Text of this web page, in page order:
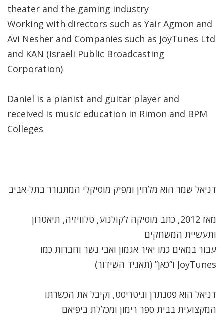
theater and the gaming industry
Working with directors such as Yair Agmon and
Avi Nesher and Companies such as JoyTunes Ltd
and KAN (Israeli Public Broadcasting
Corporation)
Daniel is a pianist and guitar player and
received is music education in Rimon and BPM
Colleges
דניאל שמר הוא מלחין ומפיק מוסיקלי המתגורר בתל-אביב
מאז 2012, כתב מוסיקה לקולנוע, טלוויזיה, תיאטרון
ותעשיית המשחקים
עבור במאים כמו יאיר אגמון ואבי נשר וחברות כמו
JoyTunes ו”כאן” (תאגיד השידור)
דניאל הוא פסנתרן וגיטריסט, וקיבל את הכשרתו
המקצועית בבית ספר רימון ומכללת ביפיאם